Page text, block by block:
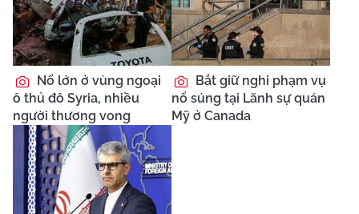
Nổ lớn ở vùng ngoại
ô thủ đô Syria, nhiều
người thương vong
Bắt giữ nghi phạm vụ
nổ súng tại Lãnh sự quán
Mỹ ở Canada